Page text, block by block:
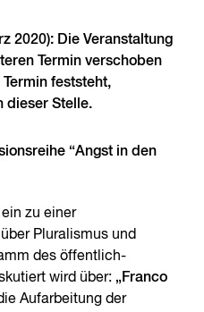
2020): Die Veranstaltung
Termin verschoben
feststeht,
dieser Stelle.
“Angst in den
zu einer
Pluralismus und
des öffentlich-
wird über: „Franco
Aufarbeitung der